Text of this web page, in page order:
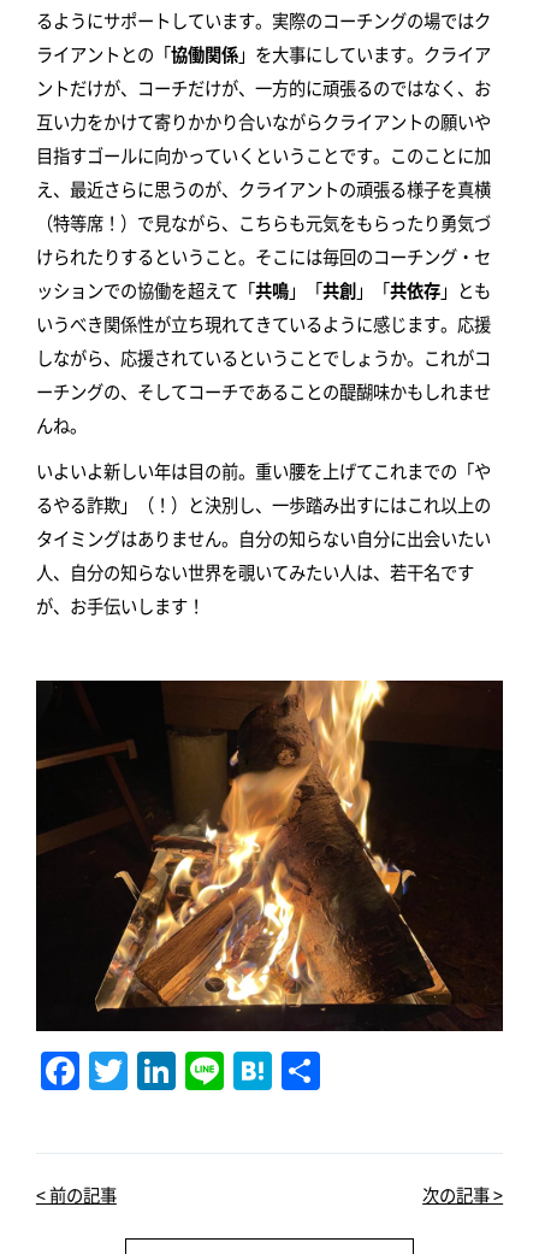
るようにサポートしています。実際のコーチングの場ではク
ライアントとの「協働関係」を大事にしています。クライア
ントだけが、コーチだけが、一方的に頑張るのではなく、お
互い力をかけて寄りかかり合いながらクライアントの願いや
目指すゴールに向かっていくということです。このことに加
え、最近さらに思うのが、クライアントの頑張る様子を真横
（特等席！）で見ながら、こちらも元気をもらったり勇気づ
けられたりするということ。そこには毎回のコーチング・セ
ッションでの協働を超えて「共鳴」「共創」「共依存」とも
いうべき関係性が立ち現れてきているように感じます。応援
しながら、応援されているということでしょうか。これがコ
ーチングの、そしてコーチであることの醍醐味かもしれませ
んね。
いよいよ新しい年は目の前。重い腰を上げてこれまでの「や
るやる詐欺」（！）と決別し、一歩踏み出すにはこれ以上の
タイミングはありません。自分の知らない自分に出会いたい
人、自分の知らない世界を覗いてみたい人は、若干名です
が、お手伝いします！
F
a
c
e
T
w
it
r
Li
n
k
dI
Li
n
e
H
at
e
a
共
< 前の記事 次の記事 >